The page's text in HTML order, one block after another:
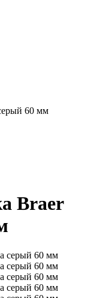
60 мм
Braer